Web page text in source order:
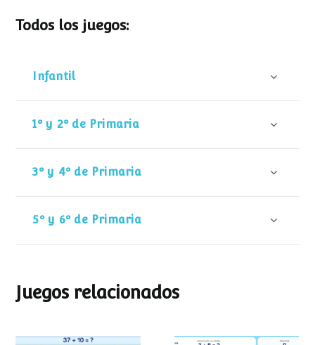
Todos los juegos:
Infantil
1º y 2º de Primaria
3º y 4º de Primaria
5º y 6º de Primaria
Juegos relacionados